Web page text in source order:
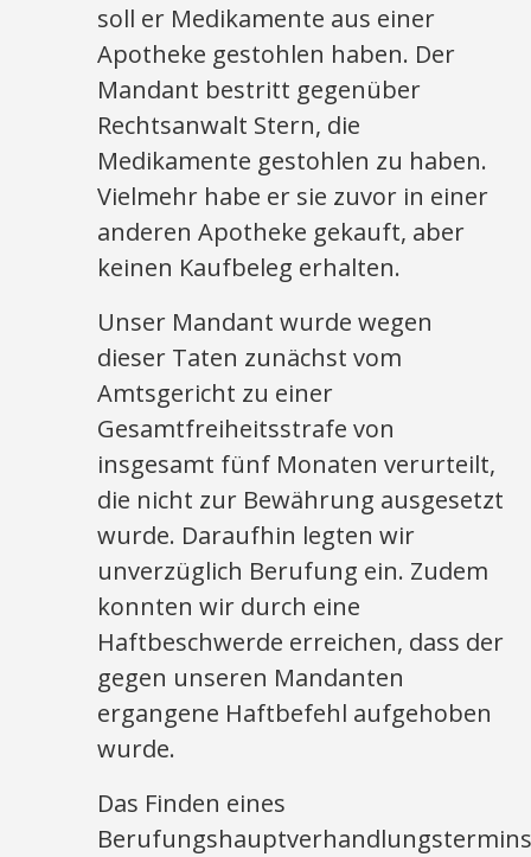
soll er Medikamente aus einer
Apotheke gestohlen haben. Der
Mandant bestritt gegenüber
Rechtsanwalt Stern, die
Medikamente gestohlen zu haben.
Vielmehr habe er sie zuvor in einer
anderen Apotheke gekauft, aber
keinen Kaufbeleg erhalten.
Unser Mandant wurde wegen
dieser Taten zunächst vom
Amtsgericht zu einer
Gesamtfreiheitsstrafe von
insgesamt fünf Monaten verurteilt,
die nicht zur Bewährung ausgesetzt
wurde. Daraufhin legten wir
unverzüglich Berufung ein. Zudem
konnten wir durch eine
Haftbeschwerde erreichen, dass der
gegen unseren Mandanten
ergangene Haftbefehl aufgehoben
wurde.
Das Finden eines